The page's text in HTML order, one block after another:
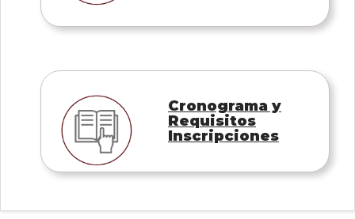
Cronograma y
Requisitos
Inscripciones